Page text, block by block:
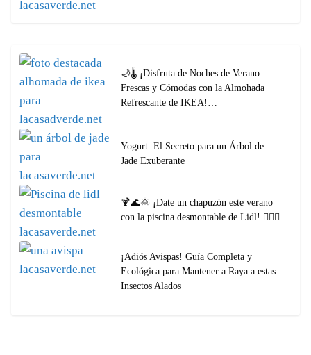
🌙🌡️ ¡Disfruta de Noches de Verano
Frescas y Cómodas con la Almohada
Refrescante de IKEA!…
Yogurt: El Secreto para un Árbol de
Jade Exuberante
🍹🌊🌞 ¡Date un chapuzón este verano
con la piscina desmontable de Lidl! 🏊‍♀️🎉
¡Adiós Avispas! Guía Completa y
Ecológica para Mantener a Raya a estas
Insectos Alados